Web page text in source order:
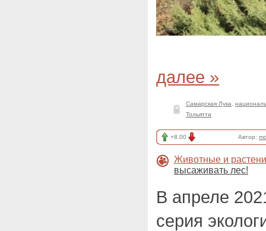
далее »
Самарская Лука
Тольятти
+8.00 Автор:
Животные и
высаживать лес!
В апреле
серия